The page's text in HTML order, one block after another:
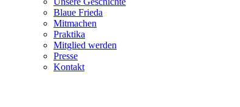
Blaue Frieda
Mitmachen
Praktika
Mitglied werden
Presse
Kontakt